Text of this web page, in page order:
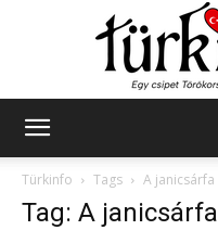
Türkinfo
Tags A janicsárfa
Tag: A janicsárfa